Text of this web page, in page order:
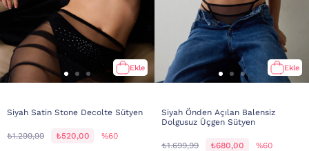
Ekle
Siyah Satin Stone Decolte Sütyen
₺1.299,99 ₺520,00 %60
Ekle
Siyah Önden Açılan Balensiz
Dolgusuz Üçgen Sütyen
₺1.699,99 ₺680,00 %60